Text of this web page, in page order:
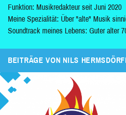
Funktion: Musikredakteur seit Juni 2020
Meine Spezialität: Über "alte" Musik
Soundtrack meines Lebens: Guter alter
BEITRÄGE VON NILS